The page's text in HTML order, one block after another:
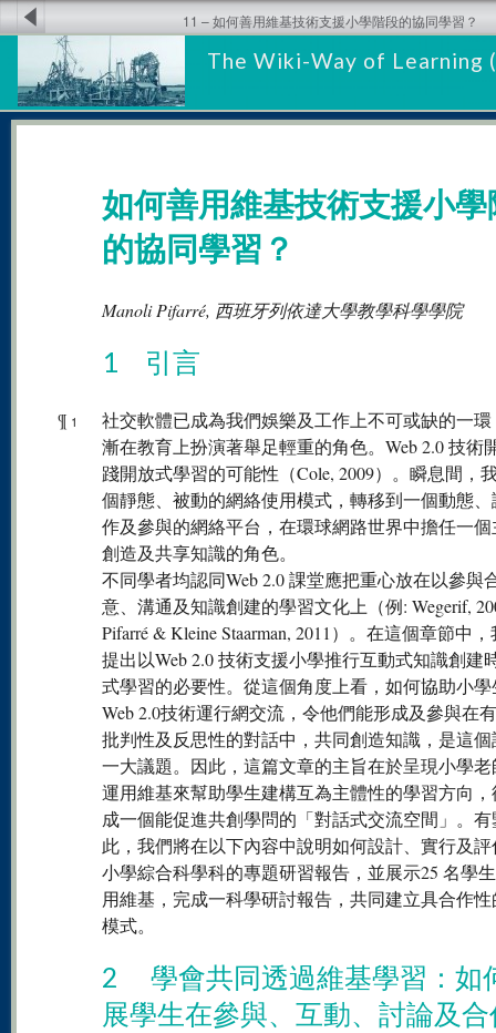
The Wiki-Way of Learning
11 – 如何善用維基技術支援小學階段的協同學習？
如何善用維基技術支援小學
的協同學習？
Manoli Pifarré, 西班牙列依達大學教學科學學院
1 引言
¶ 1
社交軟體已成為我們娛樂及工作上不可或缺的一
漸在教育上扮演著舉足輕重的角色。Web 2.0 技術
踐開放式學習的可能性（Cole, 2009）。瞬息間，
個靜態、被動的網絡使用模式，轉移到一個動態
作及參與的網絡平台，在環球網路世界中擔任一
創造及共享知識的角色。
不同學者均認同Web 2.0 課堂應把重心放在以參與
意、溝通及知識創建的學習文化上（例: Wegerif,
Pifarré & Kleine Staarman, 2011）。在這個章節中
提出以Web 2.0 技術支援小學推行互動式知識創建
式學習的必要性。從這個角度上看，如何協助小
Web 2.0技術運行網交流，令他們能形成及參與在
批判性及反思性的對話中，共同創造知識，是這
一大議題。因此，這篇文章的主旨在於呈現小學
運用維基來幫助學生建構互為主體性的學習方向
成一個能促進共創學問的「對話式交流空間」。有
此，我們將在以下內容中說明如何設計、實行及
小學綜合科學科的專題研習報告，並展示25 名學
用維基，完成一科學研討報告，共同建立具合作
模式。
2 學會共同透過維基學習：如
展學生在參與、互動、討論及